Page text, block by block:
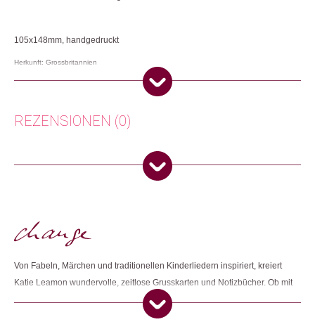
105x148mm, handgedruckt
Herkunft: Grossbritannien
Artikelnummer: 107667.13
REZENSIONEN (0)
Es gibt noch keine Rezensionen.
Von Fabeln, Märchen und traditionellen Kinderliedern inspiriert, kreiert
Katie Leamon wundervolle, zeitlose Grusskarten und Notizbücher. Ob mit
Mustern aus den 1920er Jahren, oder Collagen aus alten Bildern, ihre
Produkte sind alle mit viel Liebe zum Detail gefertigt. Sie legt viel Wert auf